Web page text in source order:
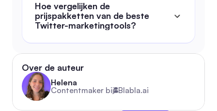
Hoe vergelijken de
prijspakketten van de beste
Twitter-marketingtools?
Over de auteur
Helena
Contentmaker bij Blabla.ai